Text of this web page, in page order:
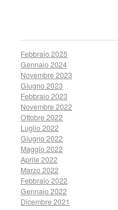
Febbraio 2025
Gennaio 2024
Novembre 2023
Giugno 2023
Febbraio 2023
Novembre 2022
Ottobre 2022
Luglio 2022
Giugno 2022
Maggio 2022
Aprile 2022
Marzo 2022
Febbraio 2022
Gennaio 2022
Dicembre 2021